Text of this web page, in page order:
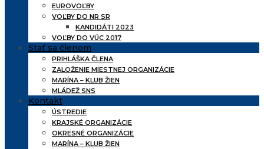
EUROVOĽBY
VOĽBY DO NR SR
KANDIDÁTI 2023
VOĽBY DO VÚC 2017
Stať sa členom
PRIHLÁŠKA ČLENA
ZALOŽENIE MIESTNEJ ORGANIZÁCIE
MARÍNA – KLUB ŽIEN
MLÁDEŽ SNS
Kontakt
ÚSTREDIE
KRAJSKÉ ORGANIZÁCIE
OKRESNÉ ORGANIZÁCIE
MARÍNA – KLUB ŽIEN